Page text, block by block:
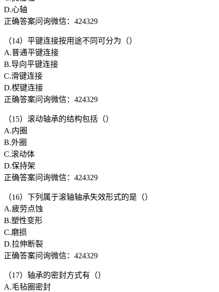
D.心轴
正确答案问询微信：424329
（14）平键连接按用途不同可分为（）
A.普通平键连接
B.导向平键连接
C.滑键连接
D.楔键连接
正确答案问询微信：424329
（15）滚动轴承的结构包括（）
A.内圈
B.外圈
C.滚动体
D.保持架
正确答案问询微信：424329
（16）下列属于滚轴轴承失效形式的是（）
A.疲劳点蚀
B.塑性变形
C.磨损
D.拉伸断裂
正确答案问询微信：424329
（17）轴承的密封方式有（）
A.毛毡圈密封